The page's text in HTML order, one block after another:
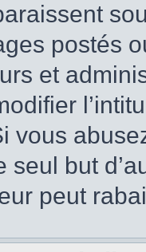
postés
et
vous
seul but
peut